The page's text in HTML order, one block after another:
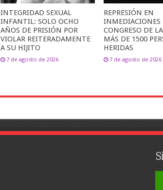
INTEGRIDAD SEXUAL
INFANTIL: SOLO OCHO
AÑOS DE PRISIÓN POR
VIOLAR REITERADAMENTE
A SU HIJITO
7 de agosto de 2026
REPRESIÓN EN
INMEDIACIONES
CONGRESO DE
MÁS DE 1500
HERIDAS
7 de agosto de 2026